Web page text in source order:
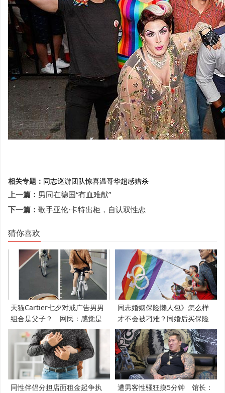
相关专题： 同志巡游团队惊喜温哥华超感猎杀
上一篇： 男同在德国“有血难献”
下一篇： 歌手亚伦·卡特出柜，自认双性恋
猜你喜欢
天猫Cartier七夕对戒广告男男
组合是父子？ 网民：感觉是
支持LGBT
同志婚姻保险懒人包》怎么样
才不会被刁难？同婚后买保险
必知5件事
同性伴侣分担店面租金起争执
遭男客性骚狂摸5分钟 馆长：